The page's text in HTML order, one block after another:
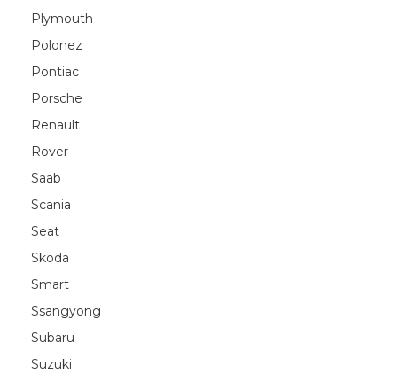
Plymouth
Polonez
Pontiac
Porsche
Renault
Rover
Saab
Scania
Seat
Skoda
Smart
Ssangyong
Subaru
Suzuki